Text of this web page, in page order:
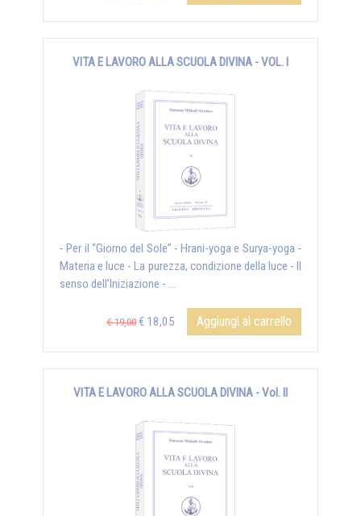
VITA E LAVORO ALLA SCUOLA DIVINA - VOL. I
- Per il “Giorno del Sole” - Hrani-yoga e Surya-yoga -
Materia e luce - La purezza, condizione della luce - Il
senso dell’Iniziazione - ...
€ 19,00 € 18,05 Aggiungi al carrello
VITA E LAVORO ALLA SCUOLA DIVINA - Vol. II